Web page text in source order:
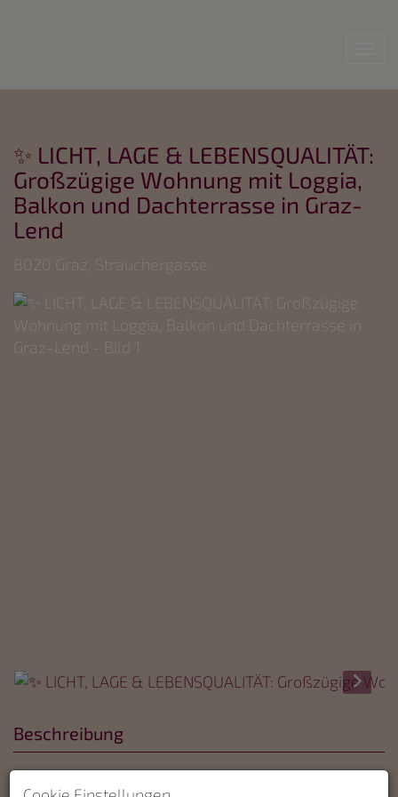
✨ LICHT, LAGE & LEBENSQUALITÄT:
Großzügige Wohnung mit Loggia,
Balkon und Dachterrasse in Graz-
Lend
8020 Graz , Strauchergasse
Beschreibung
Viel Platz, zwei Außenflächen und eine der